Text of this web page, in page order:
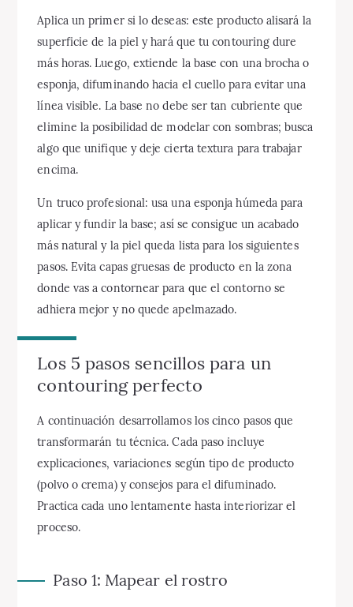
Aplica un primer si lo deseas: este producto alisará la
superficie de la piel y hará que tu contouring dure
más horas. Luego, extiende la base con una brocha o
esponja, difuminando hacia el cuello para evitar una
línea visible. La base no debe ser tan cubriente que
elimine la posibilidad de modelar con sombras; busca
algo que unifique y deje cierta textura para trabajar
encima.
Un truco profesional: usa una esponja húmeda para
aplicar y fundir la base; así se consigue un acabado
más natural y la piel queda lista para los siguientes
pasos. Evita capas gruesas de producto en la zona
donde vas a contornear para que el contorno se
adhiera mejor y no quede apelmazado.
Los 5 pasos sencillos para un
contouring perfecto
A continuación desarrollamos los cinco pasos que
transformarán tu técnica. Cada paso incluye
explicaciones, variaciones según tipo de producto
(polvo o crema) y consejos para el difuminado.
Practica cada uno lentamente hasta interiorizar el
proceso.
Paso 1: Mapear el rostro